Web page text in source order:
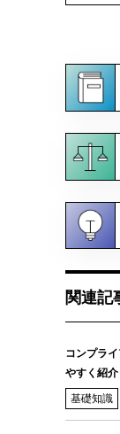
関連記
コンプラ
やすく紹介
基礎知識